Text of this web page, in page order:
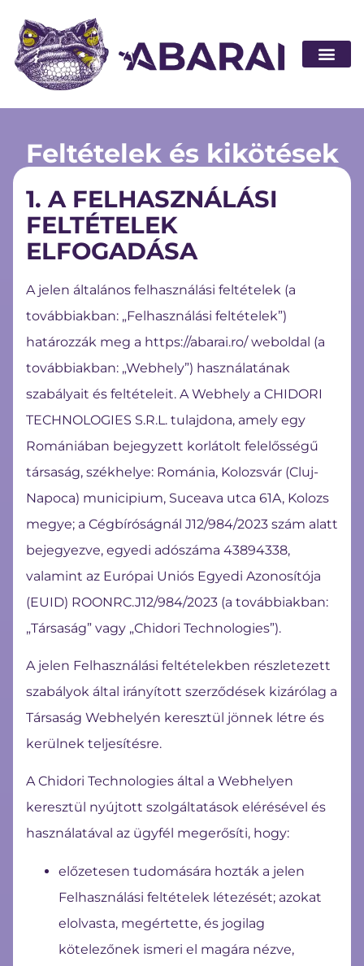
Feltételek és kikötések
1. A FELHASZNÁLÁSI
FELTÉTELEK
ELFOGADÁSA
A jelen általános felhasználási feltételek (a
továbbiakban: „Felhasználási feltételek”)
határozzák meg a https://abarai.ro/weboldal (a
továbbiakban: „Webhely”) használatának
szabályait és feltételeit. A Webhely a CHIDORI
TECHNOLOGIES S.R.L. tulajdona, amely egy
Romániában bejegyzett korlátolt felelősségű
társaság, székhelye: Románia, Kolozsvár (Cluj-
Napoca) municipium, Suceava utca 61A, Kolozs
megye; a Cégbíróságnál J12/984/2023 szám alatt
bejegyezve, egyedi adószáma 43894338,
valamint az Európai Uniós Egyedi Azonosítója
(EUID) ROONRC.J12/984/2023 (a továbbiakban:
„Társaság” vagy „Chidori Technologies”).
A jelen Felhasználási feltételekben részletezett
szabályok által irányított szerződések kizárólag a
Társaság Webhelyén keresztül jönnek létre és
kerülnek teljesítésre.
A Chidori Technologies által a Webhelyen
keresztül nyújtott szolgáltatások elérésével és
használatával az ügyfél megerősíti, hogy:
előzetesen tudomására hozták a jelen
Felhasználási feltételek létezését; azokat
elolvasta, megértette, és jogilag
kötelezőnek ismeri el magára nézve,